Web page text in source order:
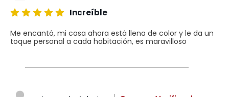
Increíble
Me encantó, mi casa ahora está llena de color y le da un
toque personal a cada habitación, es maravilloso